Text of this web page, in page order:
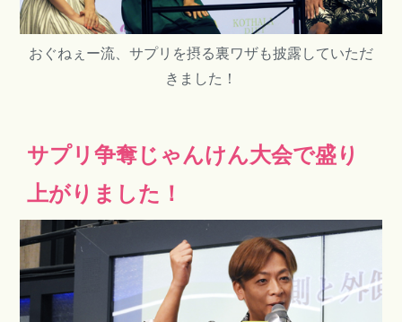
おぐねぇー流、サプリを摂る裏ワザも披露していただ
きました！
サプリ争奪じゃんけん大会で盛り
上がりました！